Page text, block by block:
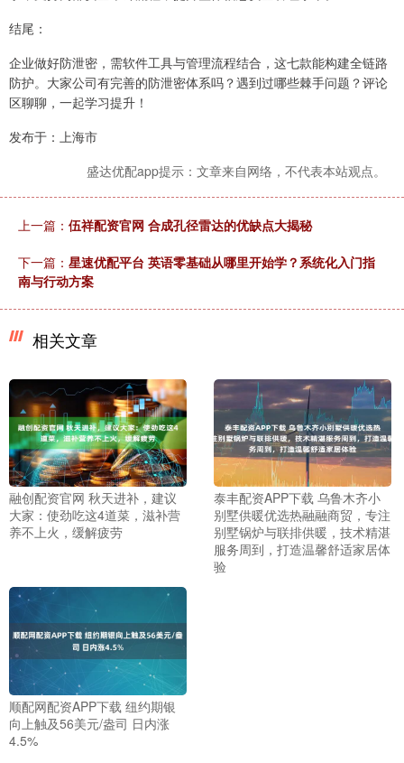
结尾：
企业做好防泄密，需软件工具与管理流程结合，这七款能构建全链路
防护。大家公司有完善的防泄密体系吗？遇到过哪些棘手问题？评论
区聊聊，一起学习提升！
发布于：上海市
盛达优配app提示：文章来自网络，不代表本站观点。
上一篇： 伍祥配资官网 合成孔径雷达的优缺点大揭秘
下一篇： 星速优配平台 英语零基础从哪里开始学？系统化入门指
南与行动方案
相关文章
融创配资官网 秋天进补，建议
大家：使劲吃这4道菜，滋补营
养不上火，缓解疲劳
泰丰配资APP下载 乌鲁木齐小
别墅供暖优选热融融商贸，专注
别墅锅炉与联排供暖，技术精湛
服务周到，打造温馨舒适家居体
验
顺配网配资APP下载 纽约期银
向上触及56美元/盎司 日内涨
4.5%